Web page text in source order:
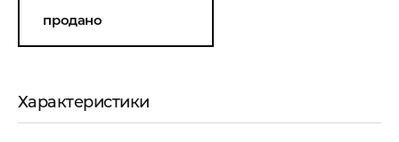
продано
Характеристики